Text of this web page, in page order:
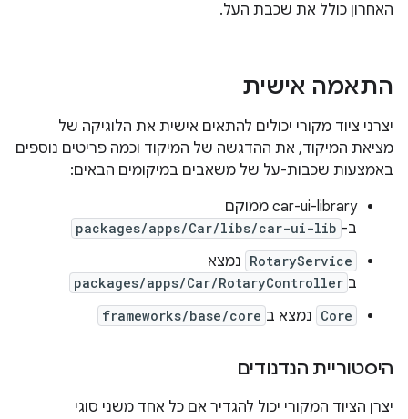
האחרון כולל את שכבת העל.
התאמה אישית
יצרני ציוד מקורי יכולים להתאים אישית את הלוגיקה של
מציאת המיקוד, את ההדגשה של המיקוד וכמה פריטים נוספים
באמצעות שכבות-על של משאבים במיקומים הבאים:
‫car-ui-library ממוקם
ב- packages/apps/Car/libs/car-ui-lib
RotaryService נמצא
ב packages/apps/Car/RotaryController
Core נמצא ב frameworks/base/core
היסטוריית הנדנודים
יצרן הציוד המקורי יכול להגדיר אם כל אחד משני סוגי